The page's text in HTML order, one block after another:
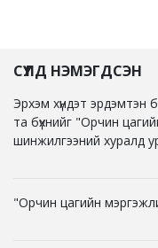
СҮҮЛД НЭМЭГДСЭН
Эрхэм хүндэт
та бүхнийг "Орчин
шинжилгээний хуралд
"Орчин цагийн